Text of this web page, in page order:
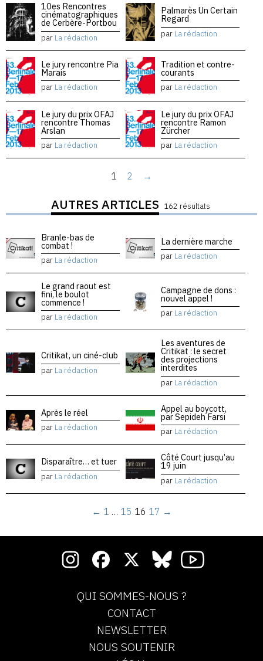
10es Rencontres
cinématographiques
de Cerbère-Portbou
par La rédaction
Palmarès Un Certain
Regard
par La rédaction
Le jury rencontre Pia
Marais
par La rédaction
Tradition et contre-
courants
par La rédaction
Le jury du prix OFAJ
rencontre Thomas
Arslan
par La rédaction
Le jury du prix OFAJ
rencontre Ramon
Zürcher
par La rédaction
1 2 →
AUTRES ARTICLES 162 résultats
Branle-bas de
combat !
par La rédaction
La dernière marche
par La rédaction
Le grand raout est
fini, le boulot
commence !
par La rédaction
Campagne de dons :
nouvel appel !
par La rédaction
Critikat, un ciné-club
par La rédaction
Les aventures de
Critikat : le secret
des projections
interdites
par La rédaction
Après le réel
par La rédaction
Appel au boycott,
par Sepideh Farsi
par La rédaction
Disparaître… et tuer
par La rédaction
Côté Court jusqu’au
19 juin
par La rédaction
← 1 … 15 16 17 →
QUI SOMMES-NOUS ?
CONTACT
NEWSLETTER
NOUS SOUTENIR